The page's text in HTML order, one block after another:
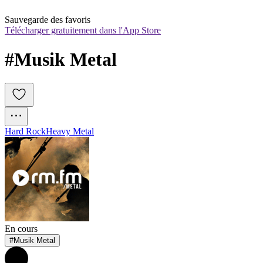
Sauvegarde des favoris
Télécharger gratuitement dans l'App Store
#Musik Metal
Hard RockHeavy Metal
En cours
#Musik Metal